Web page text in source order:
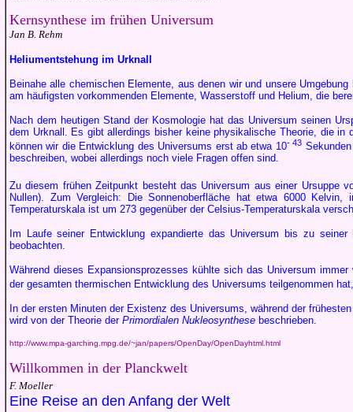
Kernsynthese im frühen Universum
Jan B. Rehm
Heliumentstehung im Urknall
Beinahe alle chemischen Elemente, aus denen wir und unsere
am häufigsten vorkommenden Elemente, Wasserstoff und Helium, die
Nach dem heutigen Stand der Kosmologie hat das Universum seinen
dem Urknall. Es gibt allerdings bisher keine physikalische Theorie, die
können wir die Entwicklung des Universums erst ab etwa 10- 43
beschreiben, wobei allerdings noch viele Fragen offen sind.
Zu diesem frühen Zeitpunkt besteht das Universum aus einer Ursuppe
Nullen). Zum Vergleich: Die Sonnenoberfläche hat etwa 6000
Temperaturskala ist um 273 gegenüber der Celsius-Temperaturskala
Im Laufe seiner Entwicklung expandierte das Universum bis zu
beobachten.
Während dieses Expansionsprozesses kühlte sich das Universum
der gesamten thermischen Entwicklung des Universums teilgenommen
In der ersten Minuten der Existenz des Universums, während der
wird von der Theorie der Primordialen Nukleosynthese beschrieben.
http://www.mpa-garching.mpg.de/~jan/papers/OpenDay/OpenDayhtml.html
Willkommen in der Planckwelt
F. Moeller
Eine Reise an den Anfang der Welt